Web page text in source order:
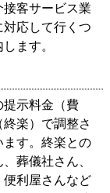
客サービス業
応して行くつ
ます。
提示料金（費
楽）で調整さ
す。終楽との
葬儀社さん、
便利屋さんなど